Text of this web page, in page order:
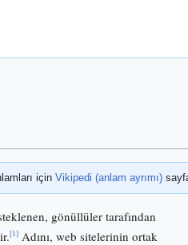
için Vikipedi (anlam ayrımı)
gönüllüler tarafından
[1] Adını, web sitelerinin ortak